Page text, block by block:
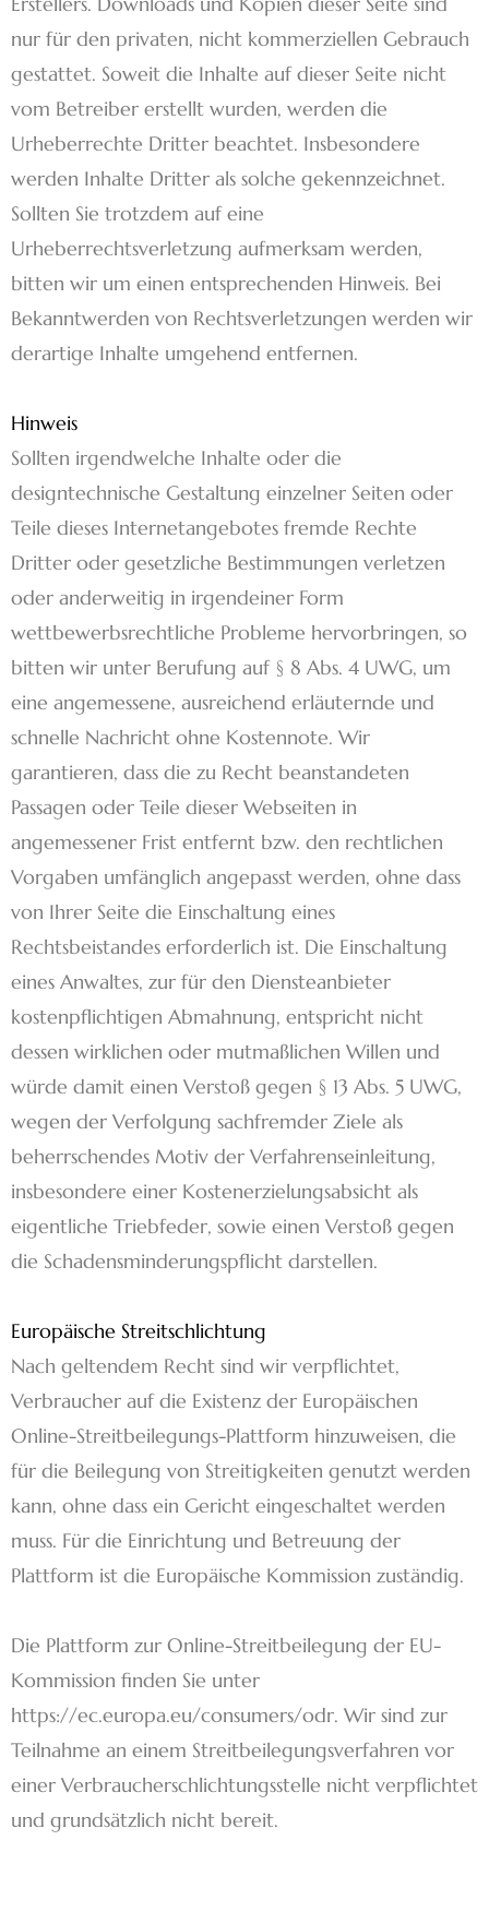
nur für den privaten, nicht kommerziellen Gebrauch
gestattet. Soweit die Inhalte auf dieser Seite nicht
vom Betreiber erstellt wurden, werden die
Urheberrechte Dritter beachtet. Insbesondere
werden Inhalte Dritter als solche gekennzeichnet.
Sollten Sie trotzdem auf eine
Urheberrechtsverletzung aufmerksam werden,
bitten wir um einen entsprechenden Hinweis. Bei
Bekanntwerden von Rechtsverletzungen werden wir
derartige Inhalte umgehend entfernen.
Hinweis
Sollten irgendwelche Inhalte oder die
designtechnische Gestaltung einzelner Seiten oder
Teile dieses Internetangebotes fremde Rechte
Dritter oder gesetzliche Bestimmungen verletzen
oder anderweitig in irgendeiner Form
wettbewerbsrechtliche Probleme hervorbringen, so
bitten wir unter Berufung auf § 8 Abs. 4 UWG, um
eine angemessene, ausreichend erläuternde und
schnelle Nachricht ohne Kostennote. Wir
garantieren, dass die zu Recht beanstandeten
Passagen oder Teile dieser Webseiten in
angemessener Frist entfernt bzw. den rechtlichen
Vorgaben umfänglich angepasst werden, ohne dass
von Ihrer Seite die Einschaltung eines
Rechtsbeistandes erforderlich ist. Die Einschaltung
eines Anwaltes, zur für den Diensteanbieter
kostenpflichtigen Abmahnung, entspricht nicht
dessen wirklichen oder mutmaßlichen Willen und
würde damit einen Verstoß gegen § 13 Abs. 5 UWG,
wegen der Verfolgung sachfremder Ziele als
beherrschendes Motiv der Verfahrenseinleitung,
insbesondere einer Kostenerzielungsabsicht als
eigentliche Triebfeder, sowie einen Verstoß gegen
die Schadensminderungspflicht darstellen.
Europäische Streitschlichtung
Nach geltendem Recht sind wir verpflichtet,
Verbraucher auf die Existenz der Europäischen
Online-Streitbeilegungs-Plattform hinzuweisen, die
für die Beilegung von Streitigkeiten genutzt werden
kann, ohne dass ein Gericht eingeschaltet werden
muss. Für die Einrichtung und Betreuung der
Plattform ist die Europäische Kommission zuständig.
Die Plattform zur Online-Streitbeilegung der EU-
Kommission finden Sie unter
https://ec.europa.eu/consumers/odr. Wir sind zur
Teilnahme an einem Streitbeilegungsverfahren vor
einer Verbraucherschlichtungsstelle nicht verpflichtet
und grundsätzlich nicht bereit.